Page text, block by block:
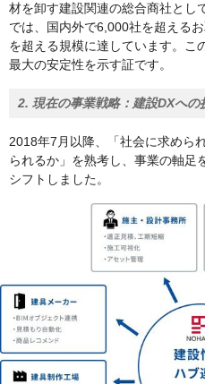
材を卸す建設関連の総合商社とし
では、国内外で6,000社を超える
を超える規模に達しています。こ
最大の安定性を示す証です。
2. 現在の事業戦略：建設DXへの
2018年7月以降、「社会に求めら
られるか」を熟考し、事業の軸足
シフトしました。